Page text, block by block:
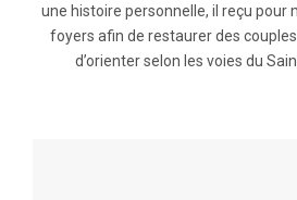
une histoire personnelle, il reçu pour
foyers afin de restaurer des
d’orienter selon les voies du